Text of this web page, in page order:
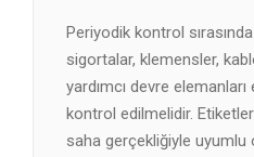
Periyodik kontrol
sigortalar, klemensler,
yardımcı devre
kontrol edilmelidir. Etiketler
saha gerçekliğiyle uyumlu